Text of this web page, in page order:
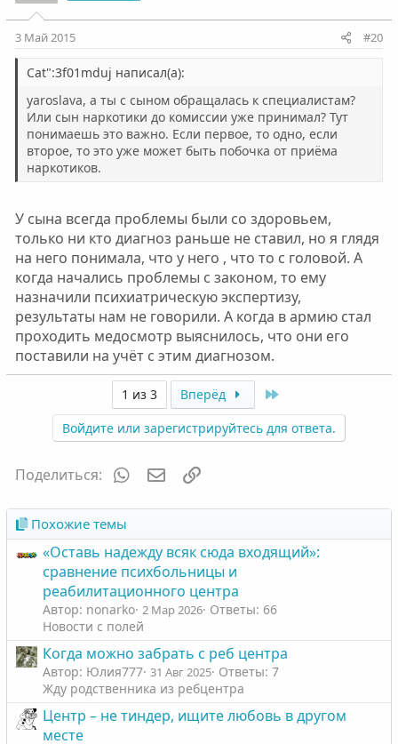
3 Май 2015 #20
Cat":3f01mduj написал(а):
yaroslava, а ты с сыном обращалась к специалистам?
Или сын наркотики до комиссии уже принимал? Тут
понимаешь это важно. Если первое, то одно, если
второе, то это уже может быть побочка от приёма
наркотиков.
У сына всегда проблемы были со здоровьем,
только ни кто диагноз раньше не ставил, но я глядя
на него понимала, что у него , что то с головой. А
когда начались проблемы с законом, то ему
назначили психиатрическую экспертизу,
результаты нам не говорили. А когда в армию стал
проходить медосмотр выяснилось, что они его
поставили на учёт с этим диагнозом.
1 из 3 Вперёд
Войдите или зарегистрируйтесь для ответа.
Поделиться: WhatsAppЭлектронная почта
Похожие темы
«Оставь надежду всяк сюда входящий»:
сравнение психбольницы и
реабилитационного центра
Автор: nonarko 2 Мар 2026 Ответы: 66
Новости с полей
Когда можно забрать с реб центра
Автор: Юлия777 31 Авг 2025 Ответы: 7
Жду родственника из ребцентра
Центр – не тиндер, ищите любовь в другом
месте